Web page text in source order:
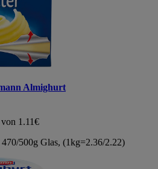
Almighurt
1.11€
500g Glas, (1kg=2.36/2.22)